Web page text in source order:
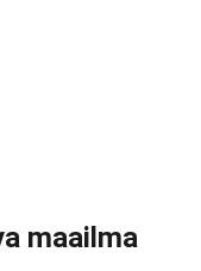
maailma